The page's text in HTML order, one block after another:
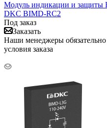
Модуль индикации и защиты
DKC BIMD-RC2
Под заказ
Заказать
Наши менеджеры
условия заказа